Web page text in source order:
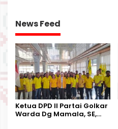
News Feed
Ketua DPD II Partai Golkar
Warda Dg Mamala, SE,